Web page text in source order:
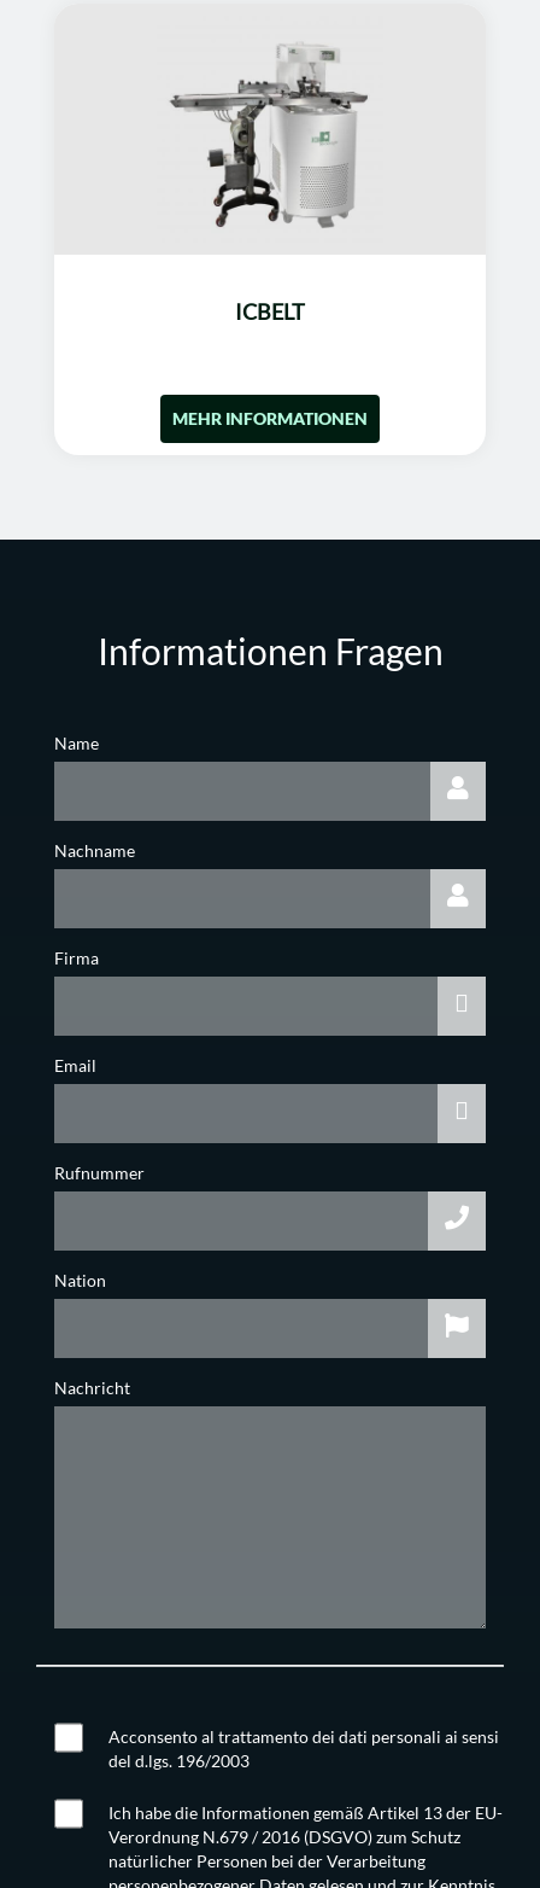
ICBELT
MEHR INFORMATIONEN
Informationen Fragen
Name
Nachname
Firma
Email
Rufnummer
Nation
Nachricht
Acconsento al trattamento dei dati personali ai sensi
del d.lgs. 196/2003
Ich habe die Informationen gemäß Artikel 13 der EU-
Verordnung N.679 / 2016 (DSGVO) zum Schutz
natürlicher Personen bei der Verarbeitung